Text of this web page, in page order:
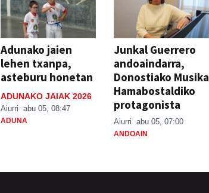
Adunako jaien
lehen txanpa,
asteburu honetan
ADUNAKO JAIAK 2026
Aiurri abu 05, 08:47
ADUNA
Junkal Guerrero
andoaindarra,
Donostiako Musika
Hamabostaldiko
protagonista
Aiurri abu 05, 07:00
ANDOAIN